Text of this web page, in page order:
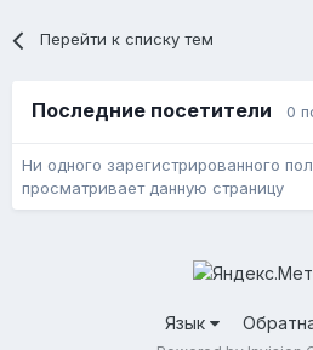
Перейти к списку тем
Последние посетители 0
Ни одного зарегистрированного
просматривает данную страницу
Язык